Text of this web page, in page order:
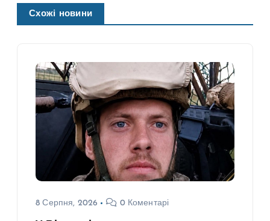
Схожі новини
8 Серпня, 2026 0 Коментарі